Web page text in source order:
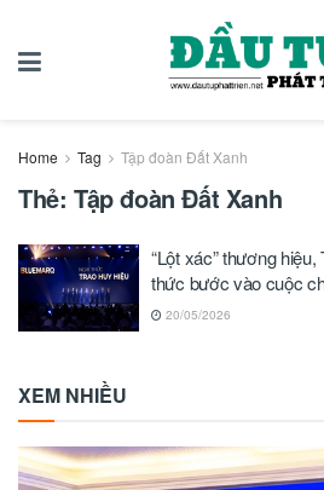
Home Tag Tập đoàn Đất Xanh
Thẻ: Tập đoàn Đất Xanh
“Lột xác” thương
thức bước vào cuộc
20/05/2026
XEM NHIỀU